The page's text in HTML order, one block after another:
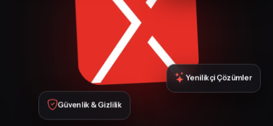
Yenilikçi Çözümler
Güvenlik & Gizlilik